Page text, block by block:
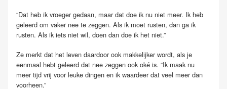
“Dat heb ik vroeger gedaan, maar dat doe ik nu niet meer. Ik heb
geleerd om vaker nee te zeggen. Als ik moet rusten, dan ga ik
rusten. Als ik iets niet wil, doen dan doe ik het niet.”
Ze merkt dat het leven daardoor ook makkelijker wordt, als je
eenmaal hebt geleerd dat nee zeggen ook oké is. “Ik maak nu
meer tijd vrij voor leuke dingen en ik waardeer dat veel meer dan
voorheen.”